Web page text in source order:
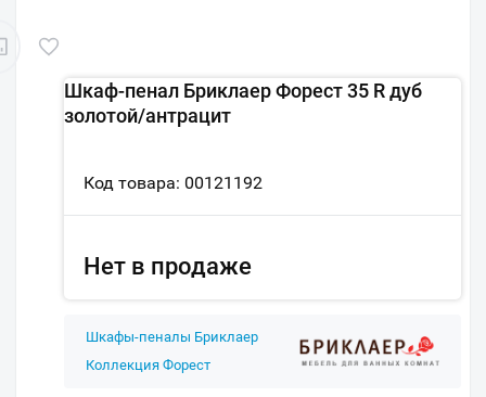
Шкаф-пенал Бриклаер Форест 35 R дуб
золотой/антрацит
Код товара: 00121192
Нет в продаже
Шкафы-пеналы Бриклаер
Коллекция Форест